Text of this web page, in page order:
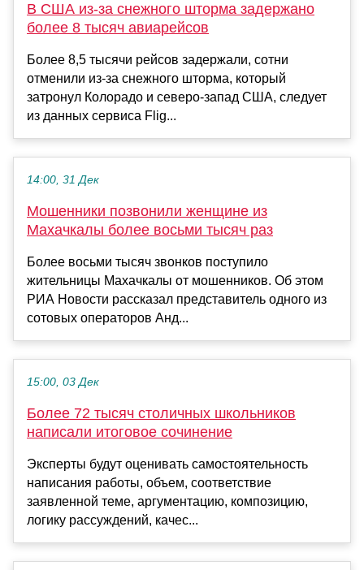
В США из-за снежного шторма задержано
более 8 тысяч авиарейсов
Более 8,5 тысячи рейсов задержали, сотни
отменили из-за снежного шторма, который
затронул Колорадо и северо-запад США, следует
из данных сервиса Flig...
14:00, 31 Дек
Мошенники позвонили женщине из
Махачкалы более восьми тысяч раз
Более восьми тысяч звонков поступило
жительницы Махачкалы от мошенников. Об этом
РИА Новости рассказал представитель одного из
сотовых операторов Анд...
15:00, 03 Дек
Более 72 тысяч столичных школьников
написали итоговое сочинение
Эксперты будут оценивать самостоятельность
написания работы, объем, соответствие
заявленной теме, аргументацию, композицию,
логику рассуждений, качес...